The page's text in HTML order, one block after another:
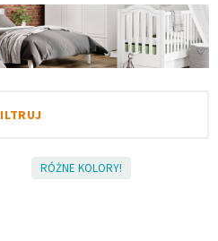
RÓŻNE KOLORY!
Modułowe